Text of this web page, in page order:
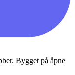
Bygget på åpne